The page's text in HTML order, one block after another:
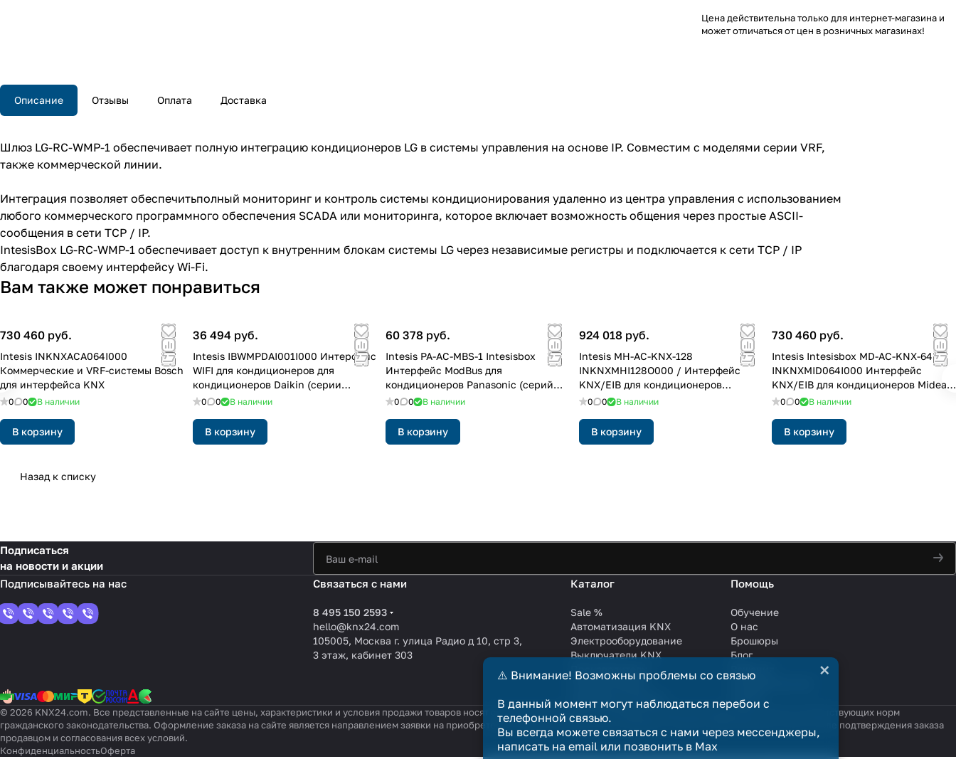
Цена действительна только для интернет-магазина и
может отличаться от цен в розничных магазинах!
Описание Отзывы Оплата Доставка
Шлюз LG-RC-WMP-1 обеспечивает полную интеграцию кондиционеров LG в системы управления на основе IP. Совместим с моделями серии VRF,
также коммерческой линии.
Интеграция позволяет обеспечитьполный мониторинг и контроль системы кондиционирования удаленно из центра управления с использованием
любого коммерческого программного обеспечения SCADA или мониторинга, которое включает возможность общения через простые ASCII-
сообщения в сети TCP / IP.
IntesisBox LG-RC-WMP-1 обеспечивает доступ к внутренним блокам системы LG через независимые регистры и подключается к сети TCP / IP
благодаря своему интерфейсу Wi-Fi.
Вам также может понравиться
730 460 руб.
Intesis INKNXACA064I000
Коммерческие и VRF-системы Bosch
для интерфейса KNX
0 0 В наличии
В корзину
36 494 руб.
Intesis IBWMPDAI001I000 Интерфейс
WIFI для кондиционеров для
кондиционеров Daikin (серии
Domestic)
0 0 В наличии
В корзину
60 378 руб.
Intesis PA-AC-MBS-1 Intesisbox
Интерфейс ModBus для
кондиционеров Panasonic (серий
Etherea MKE и NKE)
0 0 В наличии
В корзину
924 018 руб.
Intesis MH-AC-KNX-128
INKNXMHI128O000 / Интерфейс
KNX/EIB для кондиционеров
Mitsubishi Heavy Industries
0 0 В наличии
В корзину
730 460 руб.
Intesis Intesisbox MD-AC-KNX-64
INKNXMID064I000 Интерфейс
KNX/EIB для кондиционеров Midea
(Commercial & VRV)
0 0 В наличии
В корзину
Назад к списку
Подписаться
на новости и акции
Связаться с нами
8 495 150 2593
hello@knx24.com
105005, Москва г. улица Радио д 10, стр 3,
3 этаж, кабинет 303
Каталог
Sale %
Автоматизация KNX
Электрооборудование
Выключатели KNX
Производители
KNX EIB кабели
Зарядные станции
Помощь
Обучение
О нас
Брошюры
Блог
Сотрудничество
Услуги
© 2026 KNX24.com. Все представленные на сайте цены, характеристики и условия продажи товаров носят справочный характер и не являются публичной офертой в смысле соответствующих норм
гражданского законодательства. Оформление заказа на сайте является направлением заявки на приобретение товара. Договор купли-продажи считается заключённым только после подтверждения заказа
продавцом и согласования всех условий.
КонфиденциальностьОферта
⚠️ Внимание! Возможны проблемы со связью
В данный момент могут наблюдаться перебои с
телефонной связью.
Вы всегда можете связаться с нами через мессенджеры,
написать на email или позвонить в Max
×